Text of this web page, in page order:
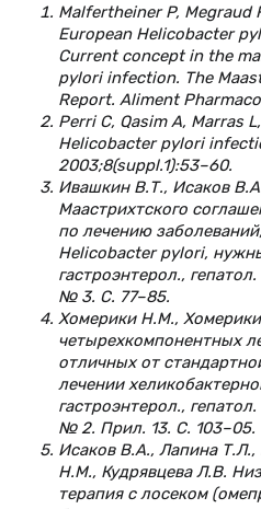
Malfertheiner P, Megraud
European Helicobacter
Current concept in the
pylori infection. The
Report. Aliment
Perri C, Qasim A, Marras
Helicobacter pylori
2003;8(suppl.1):53–60.
Ивашкин В.Т., Исаков
Маастрихтского
по лечению
Helicobacter pylori,
гастроэнтерол.,
№ 3. С. 77–85.
Хомерики Н.М.,
четырехкомпонентных
отличных от
лечении
гастроэнтерол.,
№ 2. Прил. 13. С. 103–05.
Исаков В.А., Лапина
Н.М., Кудрявцева Л.В.
терапия с лосеком